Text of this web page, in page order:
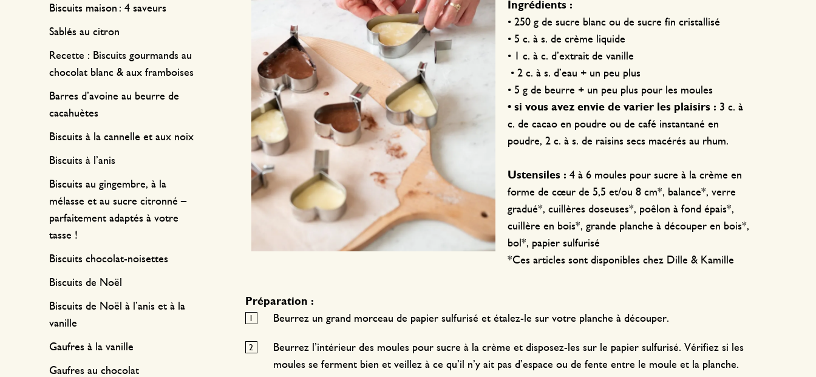
Linge de table
Accessoires pour le thé
Accessoires café
Couverts
Bougeoirs
Paniers
Papeterie & loisirs
Sacs & cabas
Ingrédients :
• 250 g de sucre blanc ou de sucre fin cristallisé
• 5 c. à s. de crème liquide
• 1 c. à c. d’extrait de vanille
• 2 c. à s. d’eau + un peu plus
• 5 g de beurre + un peu plus pour les moules
• si vous avez envie de varier les plaisirs : 3 c. à
c. de cacao en poudre ou de café instantané en
poudre, 2 c. à s. de raisins secs macérés au rhum.
Ustensiles : 4 à 6 moules pour sucre à la crème en
forme de cœur de 5,5 et/ou 8 cm*, balance*, verre
gradué*, cuillères doseuses*, poêlon à fond épais*,
cuillère en bois*, grande planche à découper en bois*,
bol*, papier sulfurisé
*Ces articles sont disponibles chez Dille & Kamille
Préparation :
Beurrez un grand morceau de papier sulfurisé et étalez-le sur votre planche à découper.
Beurrez l’intérieur des moules pour sucre à la crème et disposez-les sur le papier sulfurisé. Vérifiez si les
moules se ferment bien et veillez à ce qu’il n’y ait pas d’espace ou de fente entre le moule et la planche.
Biscuits maison : 4 saveurs
Sablés au citron
Recette : Biscuits gourmands au
chocolat blanc & aux framboises
Barres d’avoine au beurre de
cacahuètes
Biscuits à la cannelle et aux noix
Biscuits à l’anis
Biscuits au gingembre, à la
mélasse et au sucre citronné –
parfaitement adaptés à votre
tasse !
Biscuits chocolat-noisettes
Biscuits de Noël
Biscuits de Noël à l’anis et à la
vanille
Gaufres à la vanille
Gaufres au chocolat